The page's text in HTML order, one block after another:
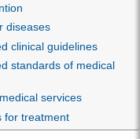
..show
25650₽
..show
diseases
clinical guidelines
standards of medical
services
for treatment